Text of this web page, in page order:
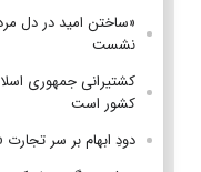
«ساختن امید در دل
نشست
کشتیرانی جمهوری
کشور است
دودِ ابهام بر سر